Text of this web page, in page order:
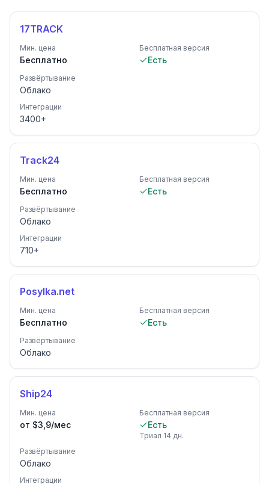
17TRACK
Мин. цена
Бесплатно
Бесплатная версия
Есть
Развёртывание
Облако
Интеграции
3400+
Track24
Мин. цена
Бесплатно
Бесплатная версия
Есть
Развёртывание
Облако
Интеграции
710+
Posylka.net
Мин. цена
Бесплатно
Бесплатная версия
Есть
Развёртывание
Облако
Ship24
Мин. цена
от $3,9/мес
Бесплатная версия
Есть
Триал 14 дн.
Развёртывание
Облако
Интеграции